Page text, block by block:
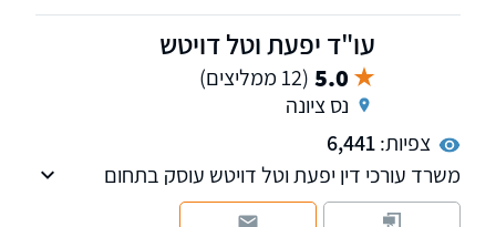
עו"ד יפעת וטל דויטש
5.0 (12 ממליצים)
נס ציונה
צפיות:6,441
משרד עורכי דין יפעת וטל דויטש עוסק בתחום
הנזיקין, הביטוח, הסיעוד והרשלנות הרפואית.